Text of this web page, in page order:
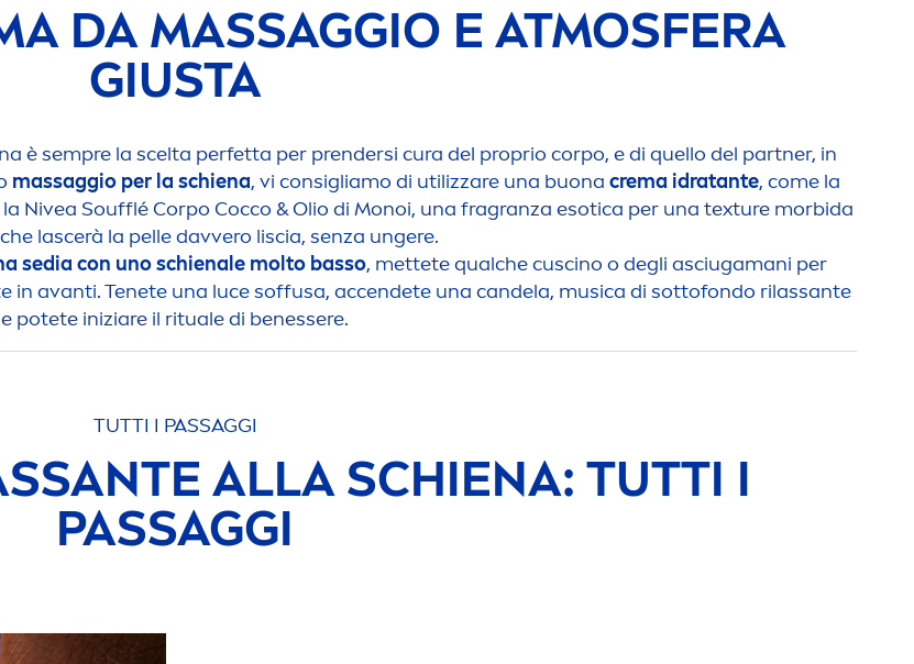
DA MASSAGGIO E ATMOSFERA
GIUSTA
è sempre la scelta perfetta per prendersi cura del proprio corpo, e di quello del partner, in
massaggio per la schiena, vi consigliamo di utilizzare una buona crema idratante, come la
Nivea Soufflé Corpo Cocco & Olio di Monoi, una fragranza esotica per una texture morbida
lascerà la pelle davvero liscia, senza ungere.
sedia con uno schienale molto basso, mettete qualche cuscino o degli asciugamani per
in avanti. Tenete una luce soffusa, accendete una candela, musica di sottofondo rilassante
e potete iniziare il rituale di benessere.
TUTTI I PASSAGGI
ALLA SCHIENA: TUTTI I
PASSAGGI